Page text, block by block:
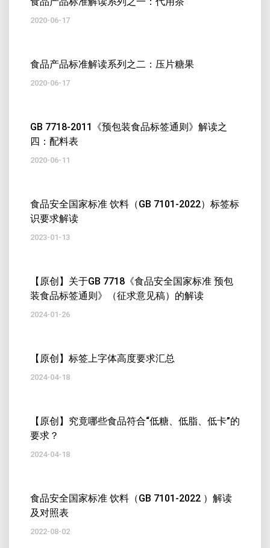
2020-06-17
食品产品标准解读系列之二：压片糖果
2020-06-17
GB 7718-2011《预包装食品标签通则》解读之
四：配料表
2020-06-11
食品安全国家标准 饮料（GB 7101-2022）标签标
识要求解读
2023-01-13
【原创】关于GB 7718《食品安全国家标准 预包
装食品标签通则》（征求意见稿）的解读
2024-01-26
【原创】标签上字体高度要求汇总
2024-04-18
【原创】究竟哪些食品符合“低糖、低脂、低卡”的
要求？
2024-04-18
食品安全国家标准 饮料（GB 7101-2022 ）解读
及对照表
2022-08-02